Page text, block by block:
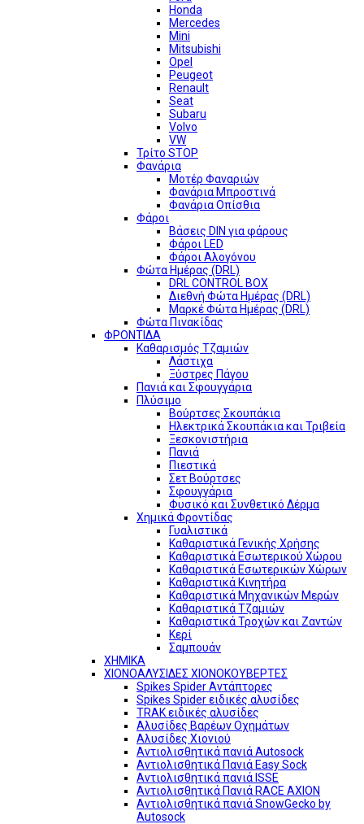
Honda
Mercedes
Mini
Mitsubishi
Opel
Peugeot
Renault
Seat
Subaru
Volvo
VW
Τρίτο STOP
Φανάρια
Μοτέρ Φαναριών
Φανάρια Μπροστινά
Φανάρια Οπίσθια
Φάροι
Βάσεις DIN για φάρους
Φάροι LED
Φάροι Αλογόνου
Φώτα Ημέρας (DRL)
DRL CONTROL BOX
Διεθνή Φώτα Ημέρας (DRL)
Μαρκέ Φώτα Ημέρας (DRL)
Φώτα Πινακίδας
ΦΡΟΝΤΙΔΑ
Καθαρισμός Τζαμιών
Λάστιχα
Ξύστρες Πάγου
Πανιά και Σφουγγάρια
Πλύσιμο
Βούρτσες Σκουπάκια
Ηλεκτρικά Σκουπάκια και Τριβεία
Ξεσκονιστήρια
Πανιά
Πιεστικά
Σετ Βούρτσες
Σφουγγάρια
Φυσικό και Συνθετικό Δέρμα
Χημικά Φροντίδας
Γυαλιστικά
Καθαριστικά Γενικής Χρήσης
Καθαριστικά Εσωτερικού Χώρου
Καθαριστικά Εσωτερικών Χώρων
Καθαριστικά Κινητήρα
Καθαριστικά Μηχανικών Μερών
Καθαριστικά Τζαμιών
Καθαριστικά Τροχών και Ζαντών
Κερί
Σαμπουάν
ΧΗΜΙΚΑ
ΧΙΟΝΟΑΛΥΣΙΔΕΣ ΧΙΟΝΟΚΟΥΒΕΡΤΕΣ
Spikes Spider Αντάπτορες
Spikes Spider ειδικές αλυσίδες
TRAK ειδικές αλυσίδες
Αλυσίδες Βαρέων Οχημάτων
Αλυσίδες Χιονιού
Αντιολισθητικά πανιά Autosock
Αντιολισθητικά Πανιά Easy Sock
Αντιολισθητικά πανιά ISSE
Αντιολισθητικά Πανιά RACE AXION
Αντιολισθητικά πανιά SnowGecko by
Autosock